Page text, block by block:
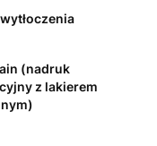
(nadruk
z lakierem